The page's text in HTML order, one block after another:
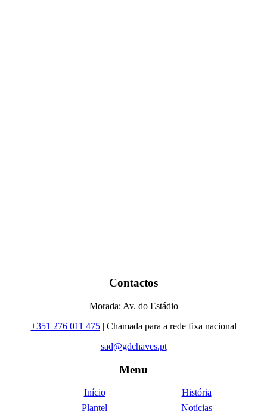
Contactos
Morada: Av. do Estádio
+351 276 011 475| Chamada para a rede fixa nacional
sad@gdchaves.pt
Menu
Início
História
Plantel
Notícias